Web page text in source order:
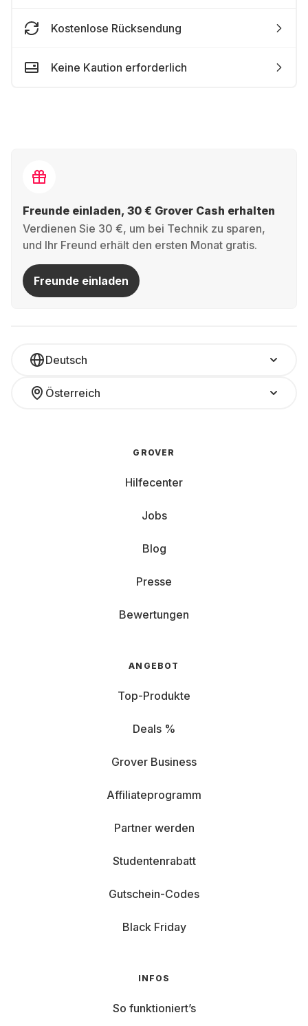
Kostenlose Rücksendung
Keine Kaution erforderlich
Freunde einladen, 30 € Grover Cash erhalten
Verdienen Sie 30 €, um bei Technik zu sparen,
und Ihr Freund erhält den ersten Monat gratis.
Freunde einladen
Deutsch
Österreich
GROVER
Hilfecenter
Jobs
Blog
Presse
Bewertungen
ANGEBOT
Top-Produkte
Deals %
Grover Business
Affiliateprogramm
Partner werden
Studentenrabatt
Gutschein-Codes
Black Friday
INFOS
So funktioniert’s